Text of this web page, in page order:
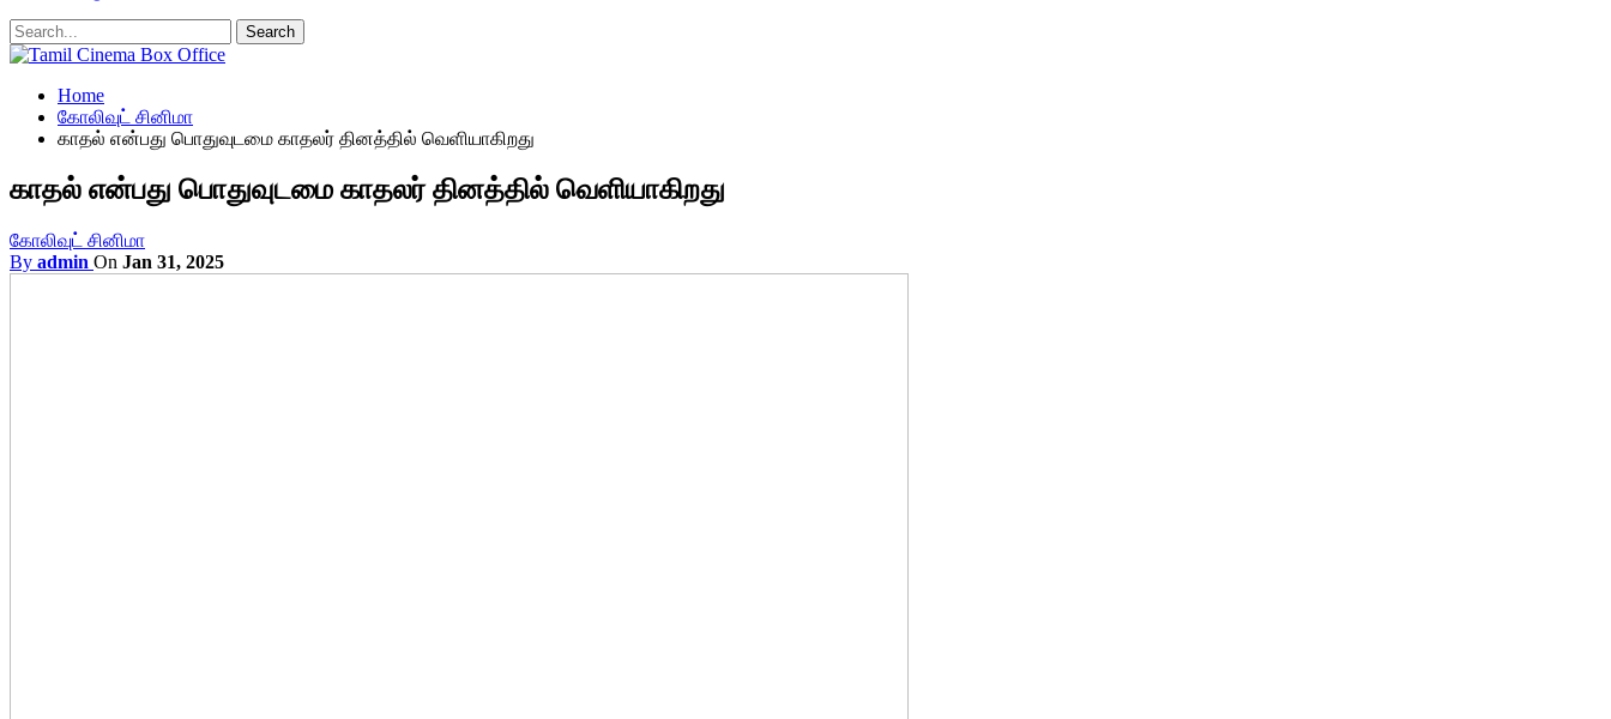
Home
கோலிவுட் சினிமா
காதல் என்பது பொதுவுடமை காதலர் தினத்தில் வெளியாகிறது
காதல் என்பது பொதுவுடமை காதலர் தினத்தில் வெளியாகிறது
கோலிவுட் சினிமா
By admin On Jan 31, 2025